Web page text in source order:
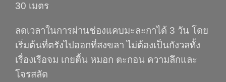
30 เมตร
ลดเวลาในการผ่านช่องแคบมะละกาได้ 3 วัน โดย
เริ่มต้นที่ตรังไปออกที่สงขลา ไม่ต้องเป็นกังวลทั้ง
เรื่องเรือจม เกยตื้น หมอก ตะกอน ความลึกและ
โจรสลัด